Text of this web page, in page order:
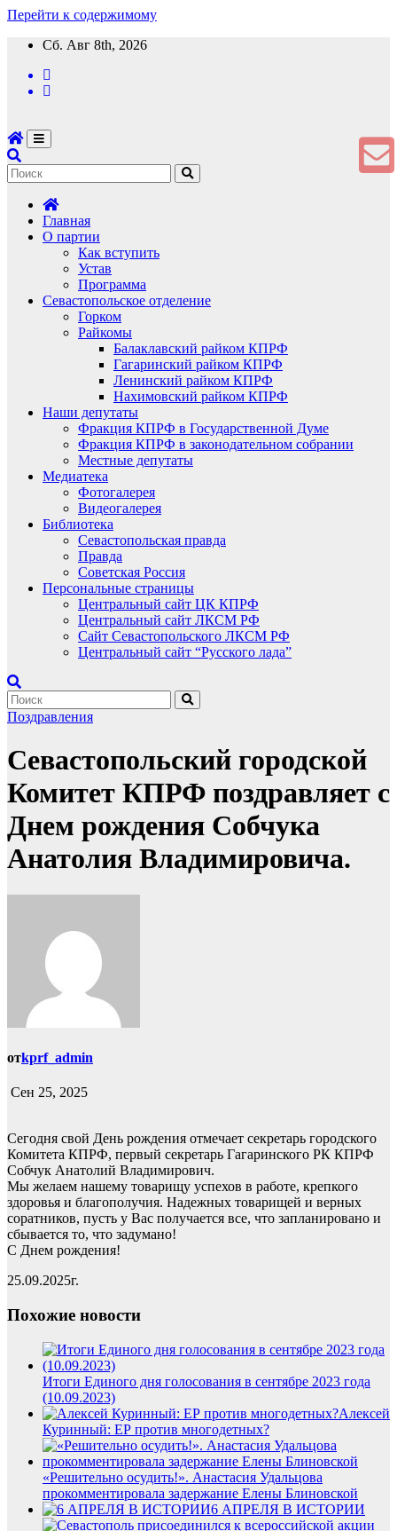
Перейти к содержимому
Сб. Авг 8th, 2026
Главная
О партии
Как вступить
Устав
Программа
Севастопольское отделение
Горком
Райкомы
Балаклавский райком КПРФ
Гагаринский райком КПРФ
Ленинский райком КПРФ
Нахимовский райком КПРФ
Наши депутаты
Фракция КПРФ в Государственной Думе
Фракция КПРФ в законодательном собрании
Местные депутаты
Медиатека
Фотогалерея
Видеогалерея
Библиотека
Севастопольская правда
Правда
Советская Россия
Персональные страницы
Центральный сайт ЦК КПРФ
Центральный сайт ЛКСМ РФ
Сайт Севастопольского ЛКСМ РФ
Центральный сайт “Русского лада”
Поздравления
Севастопольский городской
Комитет КПРФ поздравляет с
Днем рождения Собчука
Анатолия Владимировича.
отkprf_admin
Сен 25, 2025
Сегодня свой День рождения отмечает секретарь городского
Комитета КПРФ, первый секретарь Гагаринского РК КПРФ
Собчук Анатолий Владимирович.
Мы желаем нашему товарищу успехов в работе, крепкого
здоровья и благополучия. Надежных товарищей и верных
соратников, пусть у Вас получается все, что запланировано и
сбывается то, что задумано!
С Днем рождения!
25.09.2025г.
Похожие новости
Итоги Единого дня голосования в сентябре 2023 года
(10.09.2023)
Алексей
Куринный: ЕР против многодетных?
«Решительно осудить!». Анастасия Удальцова
прокомментировала задержание Елены Блиновской
6 АПРЕЛЯ В ИСТОРИИ